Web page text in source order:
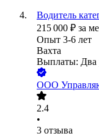
Водитель
215 000 ₽ за
Опыт 3-6 лет
Вахта
Выплаты: Два
ООО
2.4
•
3 отзыва